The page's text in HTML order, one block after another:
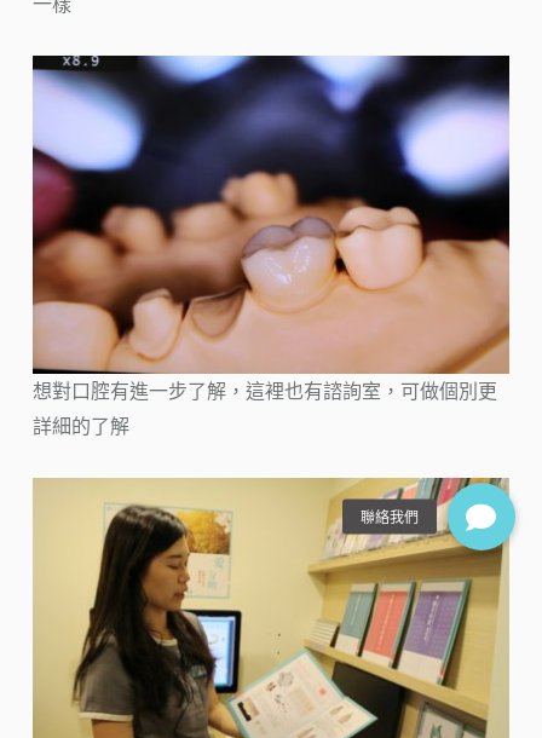
想對口腔有進一步了解，這裡也有諮詢室，可做個別更
詳細的了解